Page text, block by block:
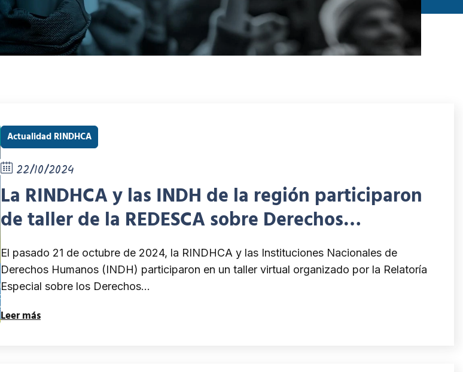
Actualidad RINDHCA
22/10/2024
La RINDHCA y las INDH de la región participaron
de taller de la REDESCA sobre Derechos
Económicos, Sociales, Culturales y Ambientales
El pasado 21 de octubre de 2024, la RINDHCA y las Instituciones Nacionales de
Derechos Humanos (INDH) participaron en un taller virtual organizado por la Relatoría
Especial sobre los Derechos…
Leer más